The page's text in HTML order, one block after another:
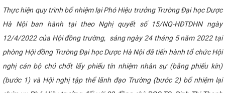
TUYỂN SINH
ĐÀO TẠO
ĐẢM BẢO CHẤT LƯỢNG
KHOA HỌC CÔNG NGHỆ
Thực hiện quy trình bổ nhiệm lại Phó Hiệu trưởng Trường Đại học Dược
Hà Nội ban hành tại theo Nghị quyết số 15/NQ-HĐTDHN ngày
12/4/2022 của Hội đồng trường, sáng ngày 24 tháng 5 năm 2022 tại
phòng Hội đồng Trường Đại học Dược Hà Nội đã tiến hành tổ chức Hội
nghị cán bộ chủ chốt lấy phiếu tín nhiệm nhân sự (bằng phiếu kín)
(bước 1) và Hội nghị tập thể lãnh đạo Trường (bước 2) bổ nhiệm lại